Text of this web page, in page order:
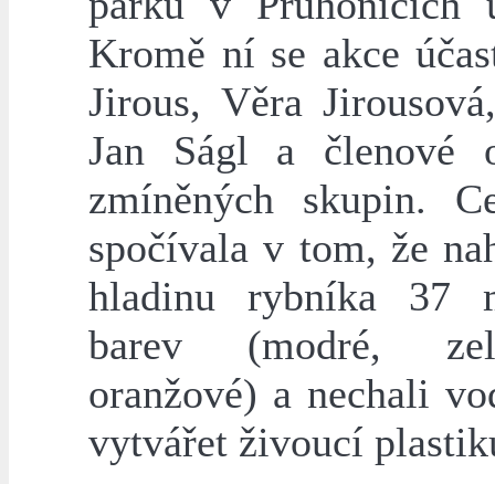
Kromě ní se akce
Jirous, Věra
Jan Ságl a členové
zmíněných skupin.
spočívala v tom, že
hladinu rybníka 37
barev (modré,
oranžové) a nechali
vytvářet živoucí